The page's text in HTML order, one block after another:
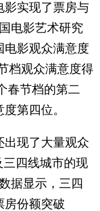
实现了票房与
电影艺术研究
电影观众满意度
档观众满意度得
春节档的第二
第四位。
现了大量观众
三四线城市的现
据显示，三四
房份额突破